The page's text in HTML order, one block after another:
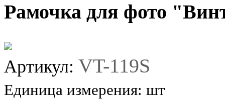
Рамочка для фото
Артикул: VT-119S
Единица измерения: шт